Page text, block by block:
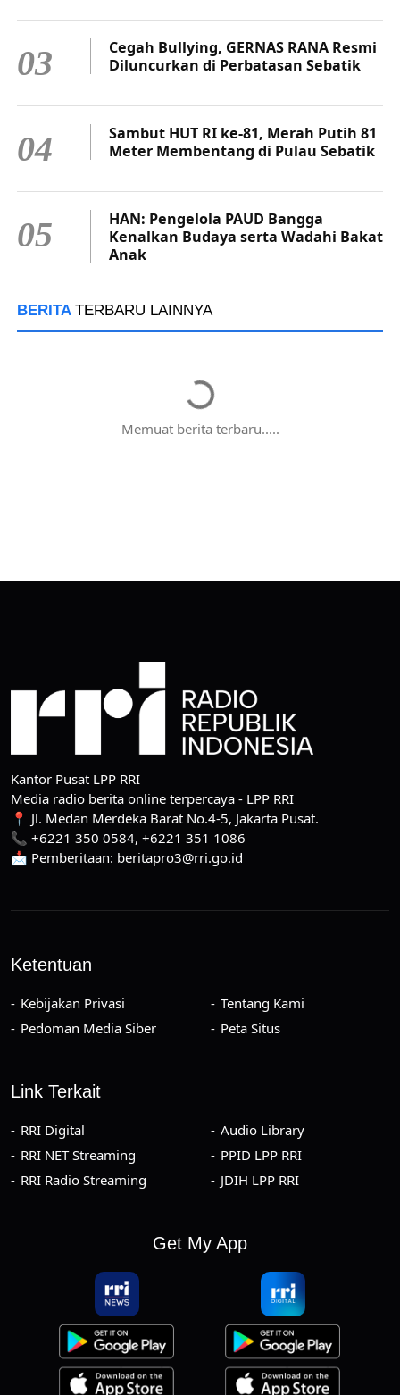
03
Cegah Bullying, GERNAS RANA Resmi
Diluncurkan di Perbatasan Sebatik
04
Sambut HUT RI ke-81, Merah Putih 81
Meter Membentang di Pulau Sebatik
05
HAN: Pengelola PAUD Bangga
Kenalkan Budaya serta Wadahi Bakat
Anak
BERITA TERBARU LAINNYA
Memuat berita terbaru.....
Kantor Pusat LPP RRI
Media radio berita online terpercaya - LPP RRI
📍 Jl. Medan Merdeka Barat No.4-5, Jakarta Pusat.
📞 +6221 350 0584, +6221 351 1086
📩 Pemberitaan: beritapro3@rri.go.id
Ketentuan
Kebijakan Privasi
Pedoman Media Siber
Tentang Kami
Peta Situs
Link Terkait
RRI Digital
RRI NET Streaming
RRI Radio Streaming
Audio Library
PPID LPP RRI
JDIH LPP RRI
Get My App